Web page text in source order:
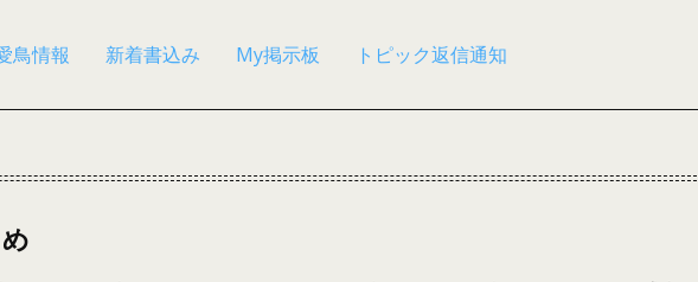
鳥情報 新着書込み My掲示板 トピック返信通知